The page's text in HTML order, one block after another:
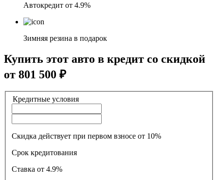
Автокредит от 4.9%
Зимняя резина в подарок
Купить этот авто в кредит со скидкой
от 801 500 ₽
Кредитные условия
Скидка действует при первом взносе от 10%
Срок кредитования
Ставка
от 4.9%